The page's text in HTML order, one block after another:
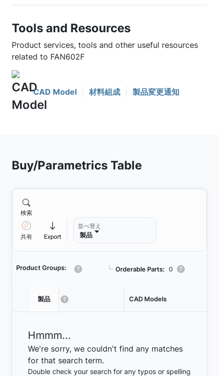
Tools and Resources
Product services, tools and other useful resources
related to FAN602F
CAD Model 材料組成 製品変更通知
Buy/Parametrics Table
検索
共有 Export
並べ替え
製品
Product Groups: ┗ Orderable Parts: 0
製品状態 CAD Models
Hmmm...
We're sorry, we couldn't find any matches
for that search term.
Double check your search for any typos or spelling